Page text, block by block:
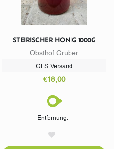
STEIRISCHER HONIG 1000G
Obsthof Gruber
GLS Versand
€18,00
Entfernung: -